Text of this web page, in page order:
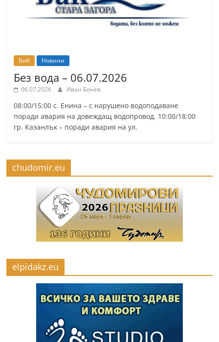
ВиК Новини
Без вода – 06.07.2026
06.07.2026 Иван Бонев
08:00/15:00 с. Енина – с нарушено водоподаване
поради авария на довеждащ водопровод. 10:00/18:00
гр. Казанлък – поради авария на ул.
chudomir.eu
elpidakz.eu